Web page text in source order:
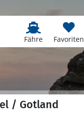
Fähre Favoriten
/ Gotland